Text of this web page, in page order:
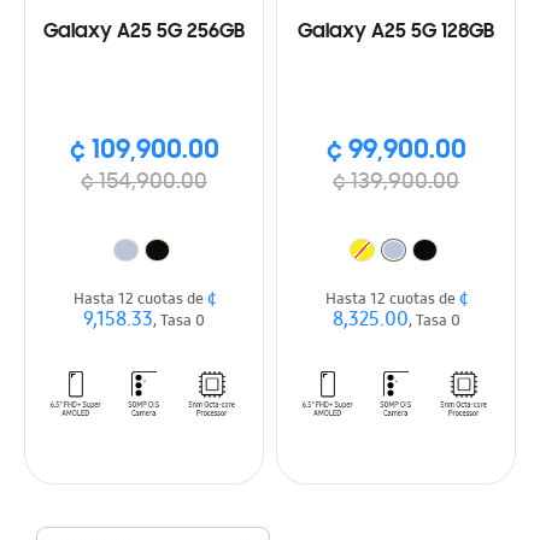
Galaxy A25 5G 256GB
¢ 109,900.00
¢ 154,900.00
Hasta 12 cuotas de¢
9,158.33, Tasa 0
Galaxy A25 5G 128GB
¢ 99,900.00
¢ 139,900.00
Hasta 12 cuotas de¢
8,325.00, Tasa 0